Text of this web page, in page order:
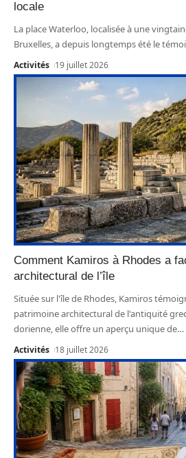
locale
La place Waterloo, localisée à une
Bruxelles, a depuis longtemps été le
Activités 19 juillet 2026
Comment Kamiros à Rhodes a
architectural de l’île
Située sur l'île de Rhodes, Kamiros
patrimoine architectural de l'antiquité
dorienne, elle offre un aperçu unique de…
Activités 18 juillet 2026